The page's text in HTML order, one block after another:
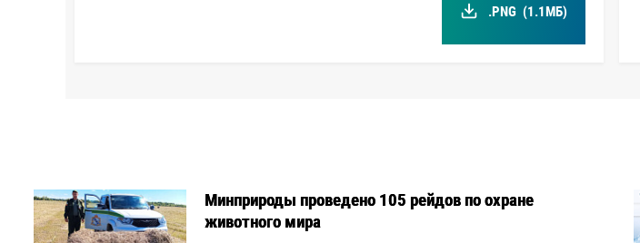
.PNG (1.1МБ)
Минприроды проведено 105 рейдов по охране
животного мира